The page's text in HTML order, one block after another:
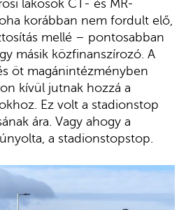
lakosok CT- és MR-
korábban nem fordult elő,
mellé – pontosabban
másik közfinanszírozó. A
öt magánintézményben
kívül jutnak hozzá a
Ez volt a stadionstop
ára. Vagy ahogy a
a stadionstopstop.